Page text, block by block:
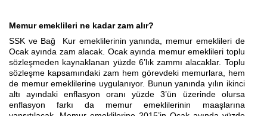
Memur emeklileri ne kadar zam alır?
SSK ve Bağ Kur emeklilerinin yanında, memur emeklileri de
Ocak ayında zam alacak. Ocak ayında memur emeklileri toplu
sözleşmeden kaynaklanan yüzde 6’lık zammı alacaklar. Toplu
sözleşme kapsamındaki zam hem görevdeki memurlara, hem
de memur emeklilerine uygulanıyor. Bunun yanında yılın ikinci
altı ayındaki enflasyon oranı yüzde 3’ün üzerinde olursa
enflasyon farkı da memur emeklilerinin maaşlarına